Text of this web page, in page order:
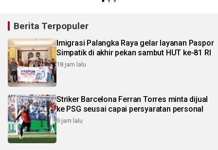
Berita Terpopuler
Imigrasi Palangka Raya gelar layanan Paspor
Simpatik di akhir pekan sambut HUT ke-81 RI
18 jam lalu
Striker Barcelona Ferran Torres minta dijual
ke PSG seusai capai persyaratan personal
9 jam lalu